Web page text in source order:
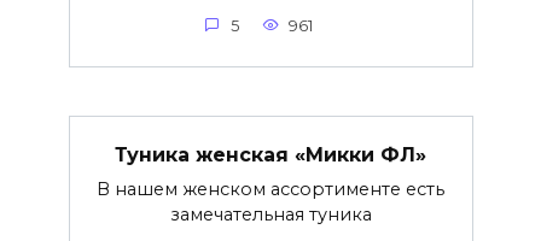
5 961
Туника женская «Микки ФЛ»
В нашем женском ассортименте есть
замечательная туника